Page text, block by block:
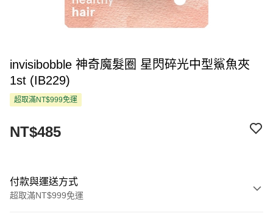
invisibobble 神奇魔髮圈 星閃碎光中型鯊魚夾
1st (IB229)
超取滿NT$999免運
NT$485
付款與運送方式
超取滿NT$999免運